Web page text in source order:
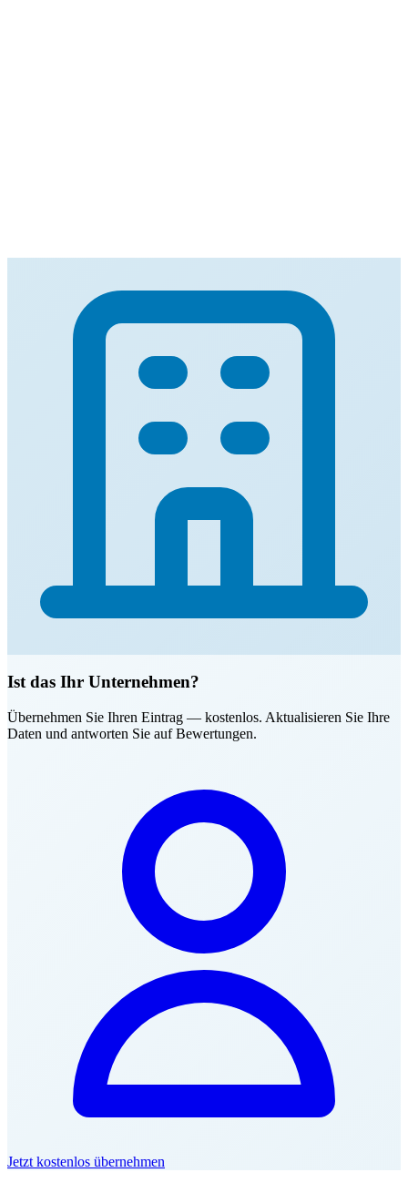
Ist das Ihr Unternehmen?
Übernehmen Sie Ihren Eintrag — kostenlos. Aktualisieren Sie Ihre
Daten und antworten Sie auf Bewertungen.
Jetzt kostenlos übernehmen